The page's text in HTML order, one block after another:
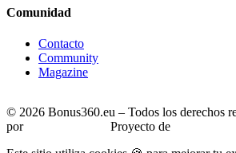
Comunidad
Contacto
Community
Magazine
© 2026 Bonus360.eu – Todos los derechos
por
Proyecto de